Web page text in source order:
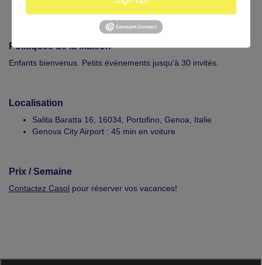
être dans le confort de votre suite à la Villa.
Politiques de la Maison
Enfants bienvenus. Petits événements jusqu'à 30 invités.
Localisation
Salita Baratta 16, 16034, Portofino, Genoa, Italie
Genova City Airport : 45 min en voiture
Prix / Semaine
Contactez Casol pour réserver vos vacances!